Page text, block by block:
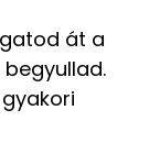
át a